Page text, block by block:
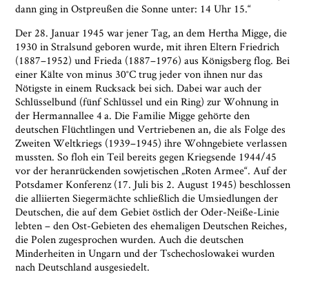
dann ging in Ostpreußen die Sonne unter: 14 Uhr 15.“
Der 28. Januar 1945 war jener Tag, an dem Hertha Migge, die
1930 in Stralsund geboren wurde, mit ihren Eltern Friedrich
(1887–1952) und Frieda (1887–1976) aus Königsberg flog. Bei
einer Kälte von minus 30°C trug jeder von ihnen nur das
Nötigste in einem Rucksack bei sich. Dabei war auch der
Schlüsselbund (fünf Schlüssel und ein Ring) zur Wohnung in
der Hermannallee 4 a. Die Familie Migge gehörte den
deutschen Flüchtlingen und Vertriebenen an, die als Folge des
Zweiten Weltkriegs (1939–1945) ihre Wohngebiete verlassen
mussten. So floh ein Teil bereits gegen Kriegsende 1944/45
vor der heranrückenden sowjetischen „Roten Armee“. Auf der
Potsdamer Konferenz (17. Juli bis 2. August 1945) beschlossen
die alliierten Siegermächte schließlich die Umsiedlungen der
Deutschen, die auf dem Gebiet östlich der Oder-Neiße-Linie
lebten – den Ost-Gebieten des ehemaligen Deutschen Reiches,
die Polen zugesprochen wurden. Auch die deutschen
Minderheiten in Ungarn und der Tschechoslowakei wurden
nach Deutschland ausgesiedelt.